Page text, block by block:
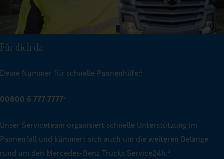
Für dich da
Deine Nummer für schnelle Pannenhilfe:1
00800 5 777 77772
Unser Serviceteam organisiert schnelle Unterstützung im
Pannenfall und kümmert sich auch um die weiteren Belange
rund um den Mercedes‑Benz Trucks Service24h.3